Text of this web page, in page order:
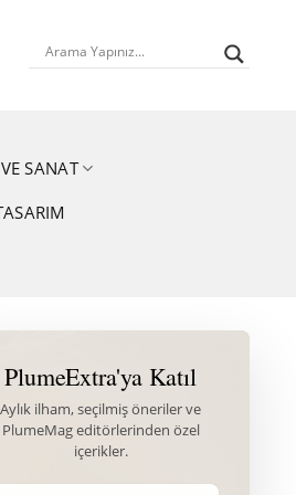
SANAT
PlumeExtra'ya Katıl
Aylık ilham, seçilmiş öneriler ve
PlumeMag editörlerinden özel
içerikler.